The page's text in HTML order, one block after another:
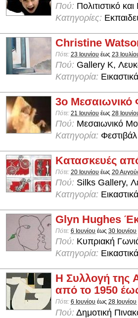
Πού: Πολιτιστικό
Κατηγορίες:
Christine
Πότε: 23 Ιουνίου έως 23
Πού: Gallery K,
Κατηγορία: Εικαστικά
3ο Μεσαιωνικό
Πότε: 21 Ιουνίου έως 28
Πού: Μεσαιωνικό
Κατηγορία: Φεστιβάλ
Κατασκευές
Πότε: 20 Ιουνίου έως 20
Πού: Silks Gallery,
Κατηγορία: Εικαστικά
Glyn Hughes
Πότε: 6 Ιουνίου έως 30 Ιουνίου
Πού: Κυπριακή
Κατηγορία: Εικαστικά
Η Συλλογή της
από το 1950
Πότε: 6 Ιουνίου έως 28 Ιουνίου
Πού: Δημοτική